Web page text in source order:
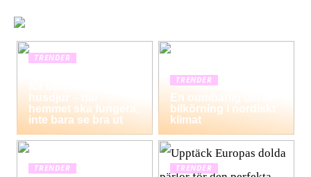
TRENDER
husdjur – när
hemmet ska fungera,
inte bara se bra ut
TRENDER
En oumbärlig del av
bilkörning i nordiskt
klimat
TRENDER TRENDER